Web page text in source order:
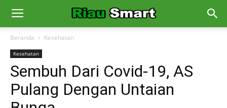
Beranda Kesehatan
Kesehatan
Sembuh Dari Covid-19, AS
Pulang Dengan Untaian